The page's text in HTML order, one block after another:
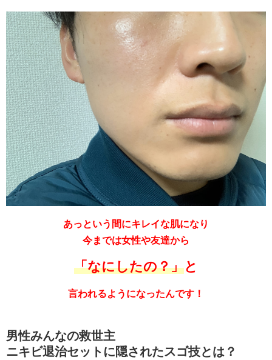
あっという間にキレイな肌になり
今までは女性や友達から
「なにしたの？」と
言われるようになったんです！
男性みんなの救世主
ニキビ退治セットに隠されたスゴ技とは？